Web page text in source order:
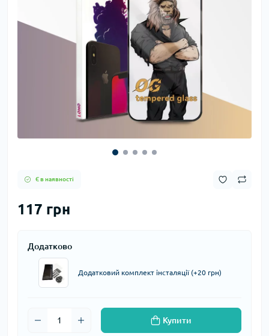
Є в наявності
117 грн
Додатково
Додатковий комплект інсталяції (+20 грн)
Купити